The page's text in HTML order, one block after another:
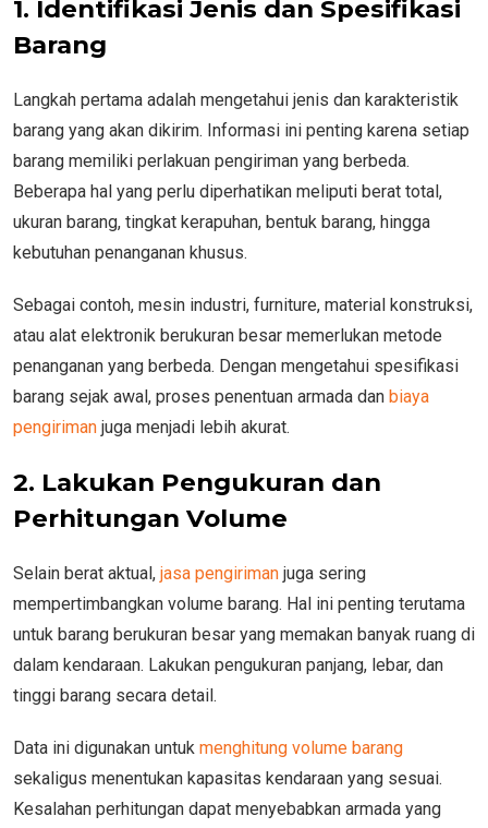
1. Identifikasi Jenis dan Spesifikasi
Barang
Langkah pertama adalah mengetahui jenis dan karakteristik
barang yang akan dikirim. Informasi ini penting karena setiap
barang memiliki perlakuan pengiriman yang berbeda.
Beberapa hal yang perlu diperhatikan meliputi berat total,
ukuran barang, tingkat kerapuhan, bentuk barang, hingga
kebutuhan penanganan khusus.
Sebagai contoh, mesin industri, furniture, material konstruksi,
atau alat elektronik berukuran besar memerlukan metode
penanganan yang berbeda. Dengan mengetahui spesifikasi
barang sejak awal, proses penentuan armada dan biaya
pengiriman juga menjadi lebih akurat.
2. Lakukan Pengukuran dan
Perhitungan Volume
Selain berat aktual, jasa pengiriman juga sering
mempertimbangkan volume barang. Hal ini penting terutama
untuk barang berukuran besar yang memakan banyak ruang di
dalam kendaraan. Lakukan pengukuran panjang, lebar, dan
tinggi barang secara detail.
Data ini digunakan untuk menghitung volume barang
sekaligus menentukan kapasitas kendaraan yang sesuai.
Kesalahan perhitungan dapat menyebabkan armada yang